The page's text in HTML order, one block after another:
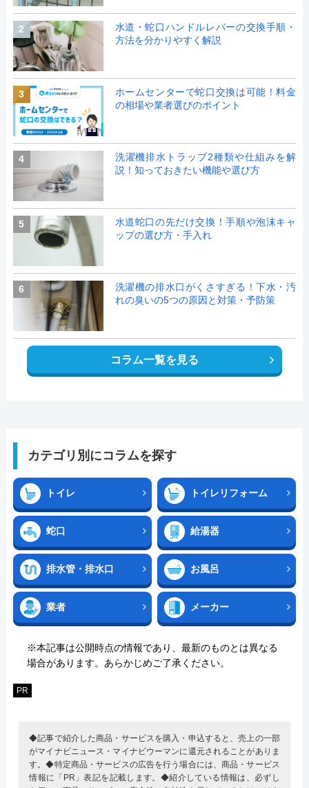
2
水道・蛇口ハンドルレバーの交換手順・
方法を分かりやすく解説
3
ホームセンターで蛇口交換は可能！料金
の相場や業者選びのポイント
4
洗濯機排水トラップ2種類や仕組みを解
説！知っておきたい機能や選び方
5
水道蛇口の先だけ交換！手順や泡沫キャ
ップの選び方・手入れ
6
洗濯機の排水口がくさすぎる！下水・汚
れの臭いの5つの原因と対策・予防策
コラム一覧を見る
カテゴリ別にコラムを探す
トイレ トイレリフォーム
蛇口 給湯器
排水管・排水口 お風呂
業者 メーカー
※本記事は公開時点の情報であり、最新のものとは異なる
場合があります。あらかじめご了承ください。
PR
◆記事で紹介した商品・サービスを購入・申込すると、売上の一部
がマイナビニュース・マイナビウーマンに還元されることがありま
す。◆特定商品・サービスの広告を行う場合には、商品・サービス
情報に「PR」表記を記載します。◆紹介している情報は、必ずし